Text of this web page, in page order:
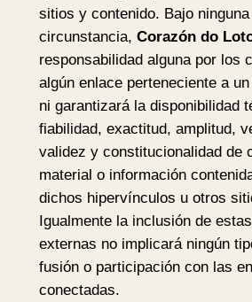
sitios y contenido. Bajo ninguna
circunstancia, Corazón do
responsabilidad alguna por los
algún enlace perteneciente a
ni garantizará la disponibilidad
fiabilidad, exactitud, amplitud,
validez y constitucionalidad de
material o información
dichos hipervínculos u otros
Igualmente la inclusión de
externas no implicará ningún
fusión o participación con las
conectadas.